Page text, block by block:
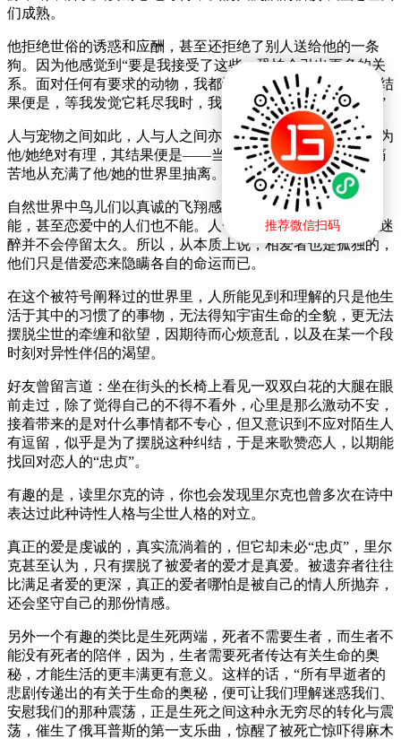
推荐微信扫码
们成熟。
他拒绝世俗的诱惑和应酬，甚至还拒绝了别人送给他的一条
狗。因为他感觉到“要是我接受了这些，恐怕会引出更多的关
系。面对任何有要求的动物，我都认为它是绝对有理的，其结
果便是，等我发觉它耗尽我时，我又必须痛苦地抽身撤回。”
人与宠物之间如此，人与人之间亦如此，宠溺一个人往往以为
他/她绝对有理，其结果便是——当他/她耗尽你时，你必须痛
苦地从充满了他/她的世界里抽离。
自然世界中鸟儿们以真诚的飞翔感觉扩张的气流，而人却不
能，甚至恋爱中的人们也不能。人一度迷醉于爱情之中，但迷
醉并不会停留太久。所以，从本质上说，相爱者也是孤独的，
他们只是借爱恋来隐瞒各自的命运而已。
在这个被符号阐释过的世界里，人所能见到和理解的只是他生
活于其中的习惯了的事物，无法得知宇宙生命的全貌，更无法
摆脱尘世的牵缠和欲望，因期待而心烦意乱，以及在某一个段
时刻对异性伴侣的渴望。
好友曾留言道：坐在街头的长椅上看见一双双白花的大腿在眼
前走过，除了觉得自己的不得不看外，心里是那么激动不安，
接着带来的是对什么事情都不专心，但又意识到不应对陌生人
有逗留，似乎是为了摆脱这种纠结，于是来歌赞恋人，以期能
找回对恋人的“忠贞”。
有趣的是，读里尔克的诗，你也会发现里尔克也曾多次在诗中
表达过此种诗性人格与尘世人格的对立。
真正的爱是虔诚的，真实流淌着的，但它却未必“忠贞”，里尔
克甚至认为，只有摆脱了被爱者的爱才是真爱。被遗弃者往往
比满足者爱的更深，真正的爱者哪怕是被自己的情人所抛弃，
还会坚守自己的那份情感。
另外一个有趣的类比是生死两端，死者不需要生者，而生者不
能没有死者的陪伴，因为，生者需要死者传达有关生命的奥
秘，才能生活的更丰满更有意义。这样的话，“所有早逝者的
悲剧传递出的有关于生命的奥秘，便可让我们理解迷惑我们、
安慰我们的那种震荡，正是生死之间这种永无穷尽的转化与震
荡，催生了俄耳普斯的第一支乐曲，惊醒了被死亡惊吓得麻木